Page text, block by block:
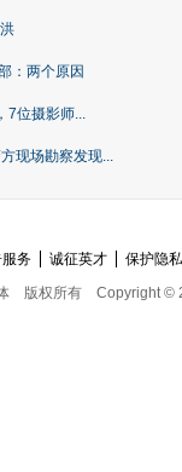
：两个原因
7位摄影师...
现场勘察发现...
服务 诚征英才
保护隐
版权所有 Copyright ©